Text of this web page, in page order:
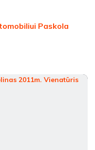
Paskola